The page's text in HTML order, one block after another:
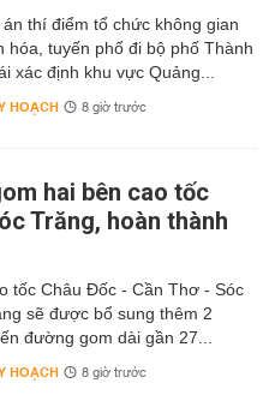
thí điểm tổ chức không gian
hóa, tuyến phố đi bộ phố Thành
xác định khu vực Quảng...
HOẠCH 8 giờ trước
hai bên cao tốc
Trăng, hoàn thành
tốc Châu Đốc - Cần Thơ - Sóc
sẽ được bổ sung thêm 2
đường gom dài gần 27...
HOẠCH 8 giờ trước